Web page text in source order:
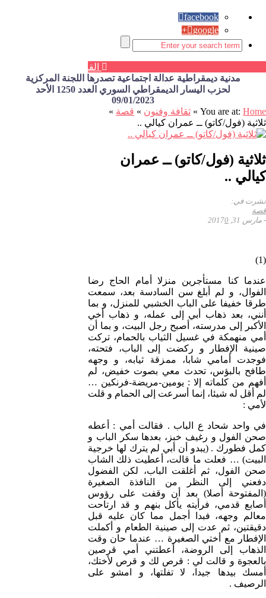
facebook
google+
القائمة
مدنية ديمقراطية عدالة اجتماعية تصدرها اللجنة المركزية
لحزب اليسار الديمقراطي السوري العدد 1250 الأحد
09/01/2023
You are at: Home
» ثقافة وفنون » قصة »
ثلاثية (فول/كاتو) ــ عمران كيالي ..
ثلاثية (فول/كاتو) ــ عمران
كيالي ..
نشرت في:
قصة
- مارس 31, 2017 0
(1)
عندما كنا مستأجرين منزلا أمام الحاج رضا
الفوال، و لم أبلغ سن السادسة بعد، سمعت
طرقا خفيفا على الباب الخشبي للمنزل، و بما
أنني، بعد ذهاب أبي إلى عمله، و ذهاب أخي
الأكبر إلى مدرسته، أصبح رجل البيت، و بما أن
أمي منهمكة في غسيل الثياب بالحمام، تركت
صينية الإفطار و ركضت إلى الباب، فتحته،
فوجدت أمامي شابا، ممزقة ثيابه، و وجهه
طافح بالبؤس، تحدث معي بصوت خفيض، لم
أفهم من كلماته إلا : يومين-مريضة-فرنكين …
لم أقل له شيئا، إنما أسرعت إلى الحمام و قلت
لأمي :
في واحد شحاد ع الباب . فقالت أمي : أعطه
صحن الفول و رغيف خبز، بعدها سكر الباب و
كمل فطورك . (يبدو أن أبي لم يترك لها خرجية
البيت) … فعلت ما قالت، أعطيت ذلك الشاب
صحن الفول، ثم أغلقت الباب، لكن الفضول
دفعني إلى النظر من النافذة الصغيرة
(المفتوحة أصلا) بعد أن وقفت على رؤوس
أصابع قدمي، فرأيته يأكل بنهم و قد ارتاحت
معالم وجهه، فبدا أجمل مما كان عليه قبل
دقيقتين، ثم عدت إلى صينية الطعام و أكملت
الإفطار مع أختي الصغيرة … عندما حان وقت
الذهاب إلى الروضة، أعطتني أمي قرصين
بالعجوة و قالت لي : قرص لك و قرص لأختك،
أمسك بيدها جيدا، لا تفلتها، و امشو على
الرصيف .